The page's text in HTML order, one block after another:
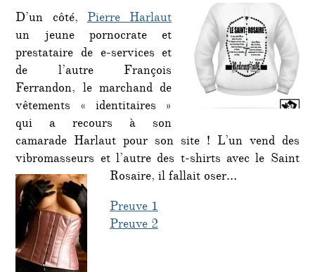
D’un côté,Pierre Harlaut
un jeune pornocrate et
prestataire de e-services et
de l’autre François
Ferrandon, le marchand de
vêtements « identitaires »
qui a recours à son
camarade Harlaut pour son site ! L’un vend des
vibromasseurs et l’autre des t-shirts avec le Saint
Rosaire, il fallait oser…
Preuve 1
Preuve 2